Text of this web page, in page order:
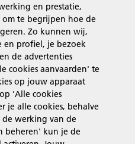
en prestatie,
te begrijpen hoe de
Zo kunnen wij,
en profiel, je bezoek
de advertenties
cookies aanvaarden' te
op jouw apparaat
'Alle cookies
je alle cookies, behalve
werking van de
beheren' kun je de